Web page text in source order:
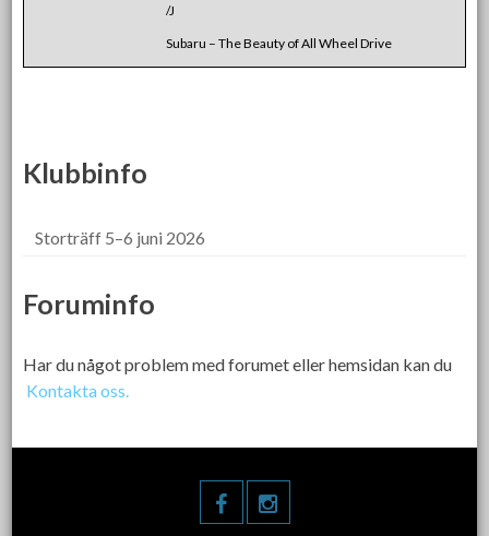
/J
Subaru – The Beauty of All Wheel Drive
Klubbinfo
Storträff 5–6 juni 2026
Foruminfo
Har du något problem med forumet eller hemsidan kan du
Kontakta oss.